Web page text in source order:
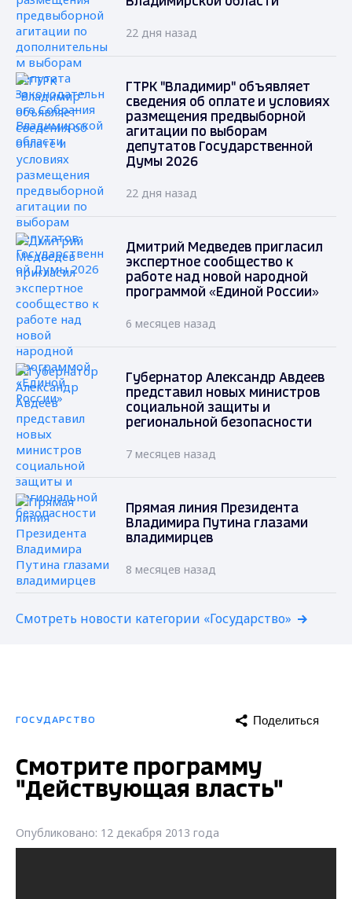
22 дня назад
ГТРК "Владимир" объявляет
сведения об оплате и условиях
размещения предвыборной
агитации по выборам
депутатов Государственной
Думы 2026
22 дня назад
Дмитрий Медведев пригласил
экспертное сообщество к
работе над новой народной
программой «Единой России»
6 месяцев назад
Губернатор Александр Авдеев
представил новых министров
социальной защиты и
региональной безопасности
7 месяцев назад
Прямая линия Президента
Владимира Путина глазами
владимирцев
8 месяцев назад
Смотреть новости категории «Государство»
ГОСУДАРСТВО Поделиться
Смотрите программу
"Действующая власть"
Опубликовано: 12 декабря 2013 года